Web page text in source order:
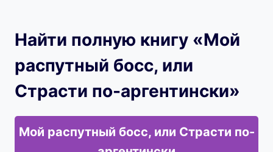
Найти полную книгу «Мой
распутный босс, или
Страсти по-аргентински»
Мой распутный босс, или Страсти по-